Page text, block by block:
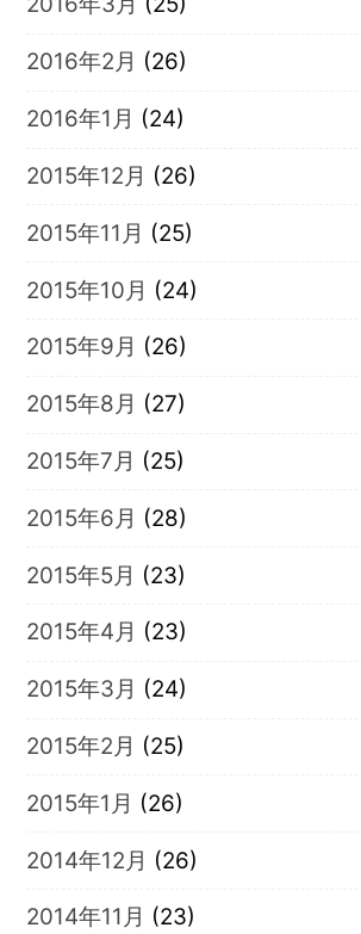
2016年2月 (26)
2016年1月 (24)
2015年12月 (26)
2015年11月 (25)
2015年10月 (24)
2015年9月 (26)
2015年8月 (27)
2015年7月 (25)
2015年6月 (28)
2015年5月 (23)
2015年4月 (23)
2015年3月 (24)
2015年2月 (25)
2015年1月 (26)
2014年12月 (26)
2014年11月 (23)